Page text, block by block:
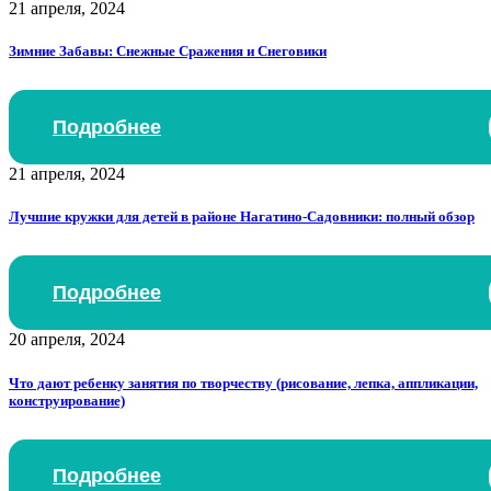
21 апреля, 2024
Зимние Забавы: Снежные Сражения и Снеговики
Подробнее
21 апреля, 2024
Лучшие кружки для детей в районе Нагатино-Садовники: полный обзор
Подробнее
20 апреля, 2024
Что дают ребенку занятия по творчеству (рисование, лепка, аппликации,
конструирование)
Подробнее